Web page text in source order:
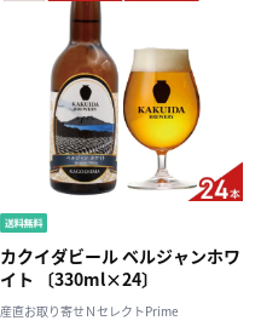
カクイダビール ベルジャンホワ
イト 〔330ml×24〕
産直お取り寄せＮセレクトPrime